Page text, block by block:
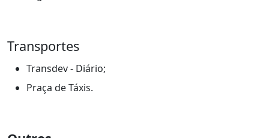
Transportes
Transdev - Diário;
Praça de Táxis.